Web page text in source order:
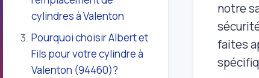
cylindres à Valenton
Pourquoi choisir Albert et
Fils pour votre cylindre à
Valenton (94460)?
notre
faites